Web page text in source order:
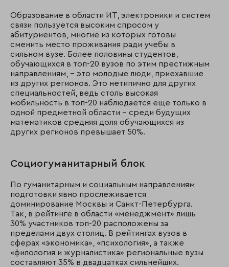
Образование в области ИТ, электроники и систем
связи пользуется высоким спросом у
абитуриентов, многие из которых готовы
сменить место проживания ради учебы в
сильном вузе. Более половины студентов,
обучающихся в топ-20 вузов по этим престижным
направлениям, – это молодые люди, приехавшие
из других регионов. Это нетипично для других
специальностей, ведь столь высокая
мобильность в топ-20 наблюдается еще только в
одной предметной области – среди будущих
математиков средняя доля обучающихся из
других регионов превышает 50%.
Социогуманитарный блок
По гуманитарным и социальным направлениям
подготовки явно прослеживается
доминирование Москвы и Санкт-Петербурга.
Так, в рейтинге в области «менеджмент» лишь
30% участников топ-20 расположены за
пределами двух столиц. В рейтингах вузов в
сферах «экономика», «психология», а также
«филология и журналистика» региональные вузы
составляют 35% в двадцатках сильнейших.